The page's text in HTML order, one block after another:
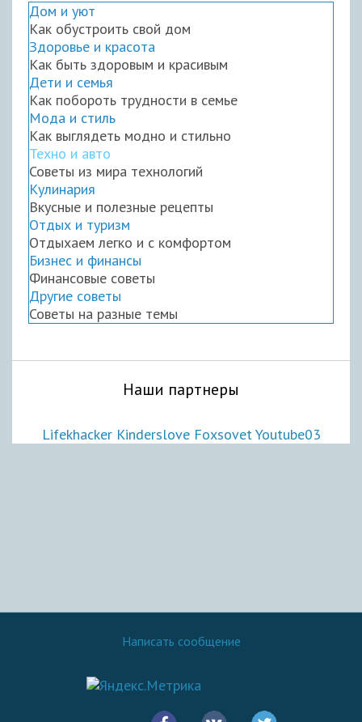
Дом и уют
Как обустроить свой дом
Здоровье и красота
Как быть здоровым и красивым
Дети и семья
Как побороть трудности в семье
Мода и стиль
Как выглядеть модно и стильно
Техно и авто
Советы из мира технологий
Кулинария
Вкусные и полезные рецепты
Отдых и туризм
Отдыхаем легко и с комфортом
Бизнес и финансы
Финансовые советы
Другие советы
Советы на разные темы
Наши партнеры
Lifekhacker Kinderslove FoxsovetYoutube03
Написать сообщение